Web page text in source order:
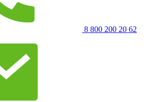
8 800 200 20 62